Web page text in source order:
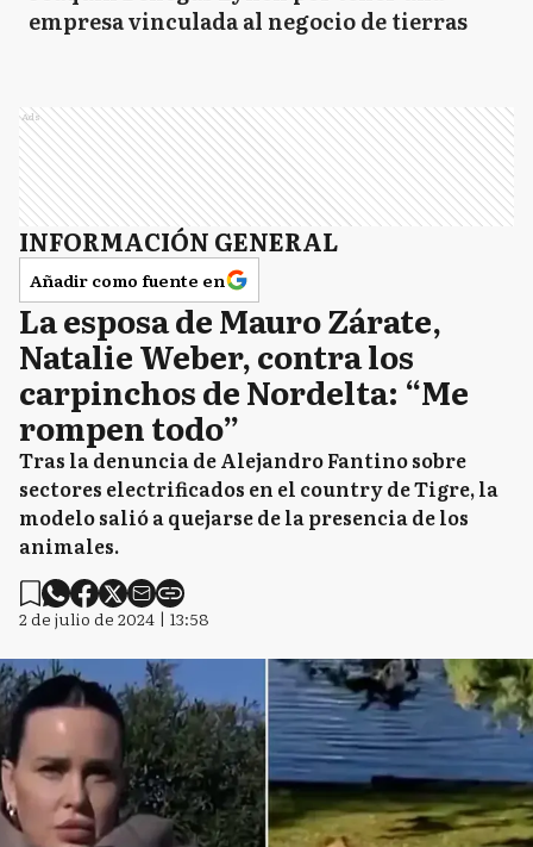
empresa vinculada al negocio de tierras
Ads
INFORMACIÓN GENERAL
Añadir como fuente en
La esposa de Mauro Zárate,
Natalie Weber, contra los
carpinchos de Nordelta: “Me
rompen todo”
Tras la denuncia de Alejandro Fantino sobre
sectores electrificados en el country de Tigre, la
modelo salió a quejarse de la presencia de los
animales.
2 de julio de 2024 | 13:58